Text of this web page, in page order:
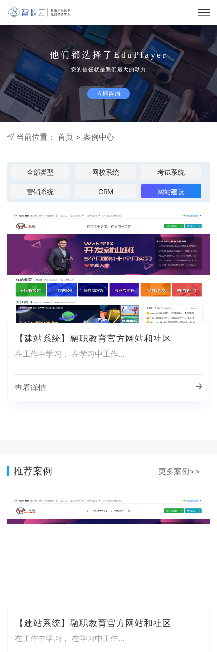
他们都选择了EduPlayer
您的信任就是我们最大的动力
立即咨询
当前位置： 首页 > 案例中心
全部类型 网校系统 考试系统
营销系统 CRM 网站建设
【建站系统】融职教育官方网站和社区
在工作中学习， 在学习中工作...
查看详情
推荐案例 更多案例>>
【建站系统】融职教育官方网站和社区
在工作中学习， 在学习中工作...